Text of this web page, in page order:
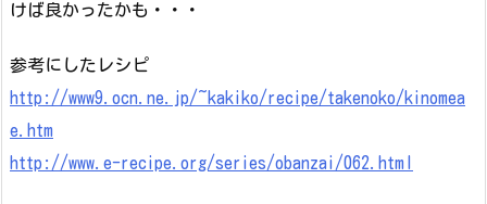
けば良かったかも・・・
参考にしたレシピ
http://www9.ocn.ne.jp/~kakiko/recipe/takenoko/kinomea
e.htm
http://www.e-recipe.org/series/obanzai/062.html